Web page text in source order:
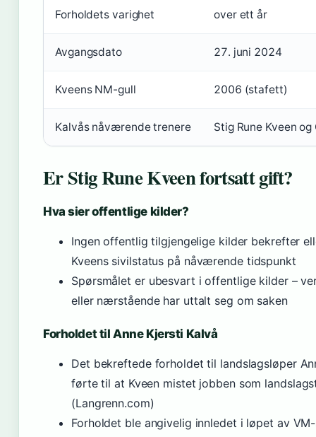
Forholdets varighet over ett år
Avgangsdato 27. juni 2024
Kveens NM-gull 2006 (stafett)
Kalvås nåværende trenere Stig Rune Kveen
Er Stig Rune Kveen fortsatt gift?
Hva sier offentlige kilder?
Ingen offentlig tilgjengelige kilder bekrefter
Kveens sivilstatus på nåværende tidspunkt
Spørsmålet er ubesvart i offentlige kilder –
eller nærstående har uttalt seg om saken
Forholdet til Anne Kjersti Kalvå
Det bekreftede forholdet til landslagsløper
førte til at Kveen mistet jobben som
(Langrenn.com)
Forholdet ble angivelig innledet i løpet av